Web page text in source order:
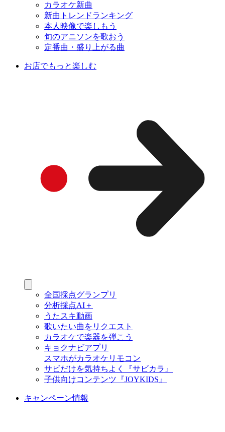
カラオケ新曲
新曲トレンドランキング
本人映像で楽しもう
旬のアニソンを歌おう
定番曲・盛り上がる曲
お店でもっと楽しむ
全国採点グランプリ
分析採点AI＋
うたスキ動画
歌いたい曲をリクエスト
カラオケで楽器を弾こう
キョクナビアプリ
スマホがカラオケリモコン
サビだけを気持ちよく『サビカラ』
子供向けコンテンツ『JOYKIDS』
キャンペーン情報